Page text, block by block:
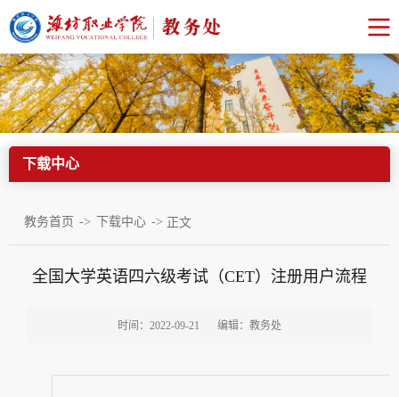
下载中心
教务首页 -> 下载中心 -> 正文
全国大学英语四六级考试（CET）注册用户流程
时间：2022-09-21 编辑：教务处